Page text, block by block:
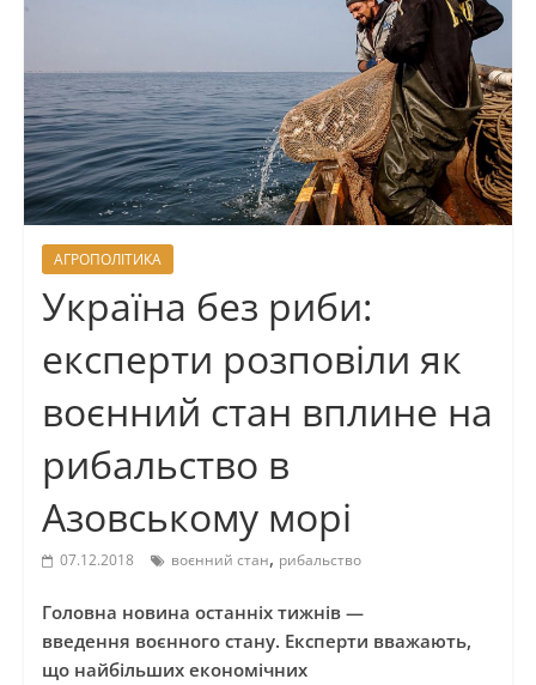
АГРОПОЛІТИКА
Україна без риби:
експерти розповіли як
воєнний стан вплине на
рибальство в
Азовському морі
07.12.2018 воєнний стан, рибальство
Головна новина останніх тижнів —
введення воєнногостану. Експерти вважають,
що найбільших економічних